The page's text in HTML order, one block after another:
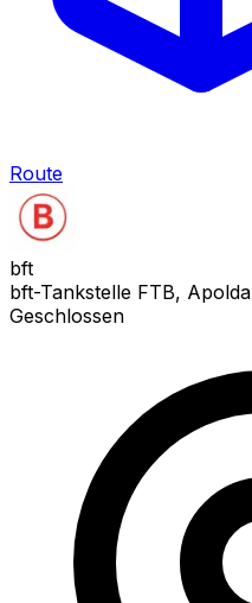
Route
bft
bft-Tankstelle FTB, Apolda
Geschlossen